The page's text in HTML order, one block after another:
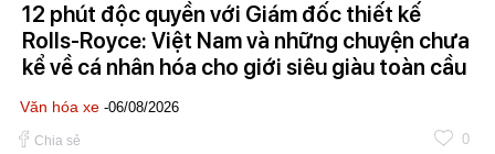
12 phút độc quyền với Giám đốc thiết kế
Rolls-Royce: Việt Nam và những chuyện chưa
kể về cá nhân hóa cho giới siêu giàu toàn cầu
Văn hóa xe -06/08/2026
Chia sẻ 0